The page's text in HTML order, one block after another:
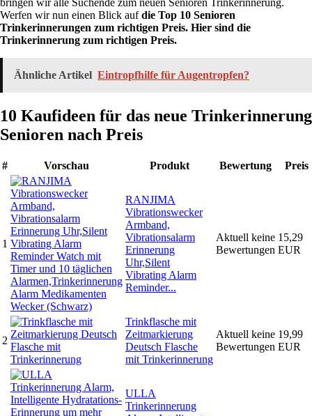
Werfen wir nun einen Blick aufdie Top 10 Senioren
Trinkerinnerungen zum richtigen Preis. Hier sind die
Trinkerinnerung zum richtigen Preis.
Ähnliche Artikel Eintropfhilfe für Augentropfen?
10 Kaufideen für das neue Trinkerinnerung
Senioren nach Preis
# Vorschau Produkt Bewertung Preis
1
RANJIMA
Vibrationswecker
Armband,
Vibrationsalarm
Erinnerung
Uhr,Silent
Vibrating Alarm
Reminder...
Aktuell keine
Bewertungen
15,29
EUR
2
Trinkflasche mit
Zeitmarkierung
Deutsch Flasche
mit Trinkerinnerung
Aktuell keine
Bewertungen
19,99
EUR
ULLA
Trinkerinnerung